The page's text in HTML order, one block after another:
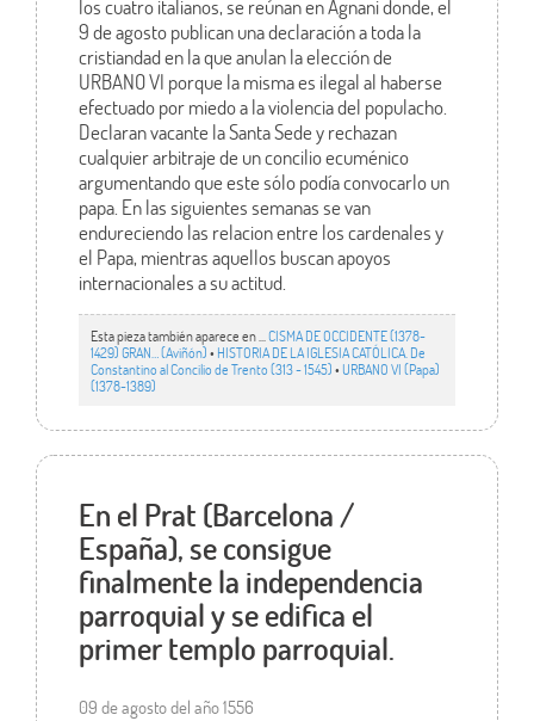
los cuatro italianos, se reúnan en Agnani donde, el
9 de agosto publican una declaración a toda la
cristiandad en la que anulan la elección de
URBANO VI porque la misma es ilegal al haberse
efectuado por miedo a la violencia del populacho.
Declaran vacante la Santa Sede y rechazan
cualquier arbitraje de un concilio ecuménico
argumentando que este sólo podía convocarlo un
papa. En las siguientes semanas se van
endureciendo las relacion entre los cardenales y
el Papa, mientras aquellos buscan apoyos
internacionales a su actitud.
Esta pieza también aparece en ... CISMA DE OCCIDENTE (1378-
1429) GRAN… (Aviñón)• HISTORIA DE LA IGLESIA CATÓLICA. De
Constantino al Concilio de Trento (313 - 1545)• URBANO VI (Papa)
(1378-1389)
En el Prat (Barcelona /
España), se consigue
finalmente la independencia
parroquial y se edifica el
primer templo parroquial.
09 de agosto del año 1556